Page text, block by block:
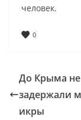
человек.
0
До Крыма не
задержали
икры